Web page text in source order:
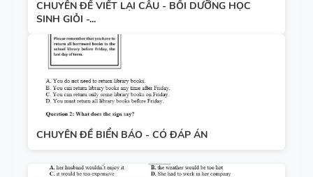
CHUYÊN ĐỀ VIẾT LẠI CÂU - BỒI DƯỠNG HỌC
SINH GIỎI -...
CHUYÊN ĐỀ BIỂN BÁO - CÓ ĐÁP ÁN